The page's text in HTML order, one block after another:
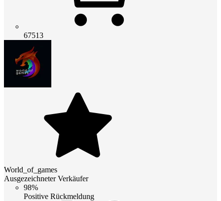
67513
World_of_games
Ausgezeichneter Verkäufer
98%
Positive Rückmeldung